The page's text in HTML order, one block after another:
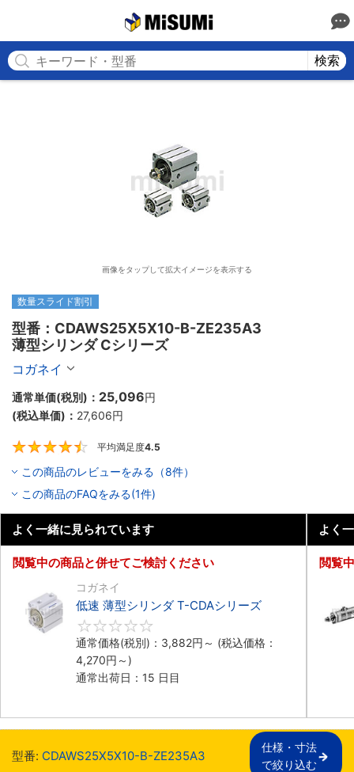
検索
画像をタップして拡大イメージを表示する
数量スライド割引
型番：CDAWS25X5X10-B-ZE235A3
薄型シリンダ Cシリーズ
コガネイ
通常単価(税別)： 25,096円
(税込単価)： 27,606円
平均満足度4.5
この商品のレビューをみる（8件）
この商品のFAQをみる(1件)
よく一緒に見られています
閲覧中の商品と併せてご検討ください
コガネイ
低速 薄型シリンダ T-CDAシリーズ
通常価格(税別)： 3,882円 ～ (税込価格：
4,270円 ～)
通常出荷日：15 日目
よく
閲覧
型番: CDAWS25X5X10-B-ZE235A3
仕様・寸法
で絞り込む